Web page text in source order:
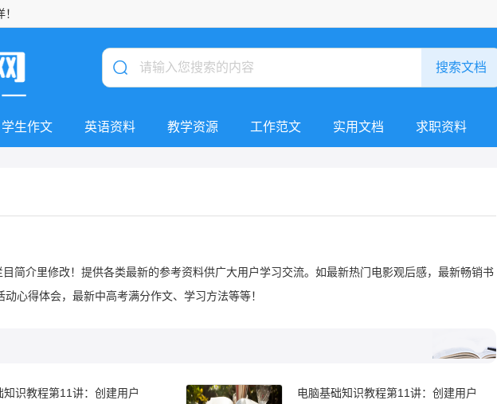
学生作文 英语资料 教学资源 工作范文 实用文档 求职资料
简介里修改！提供各类最新的参考资料供广大用户学习交流。如最新热门电影观后感，最新畅销书
心得体会，最新中高考满分作文、学习方法等等！
知识教程第11讲：创建用户 电脑基础知识教程第11讲：创建用户